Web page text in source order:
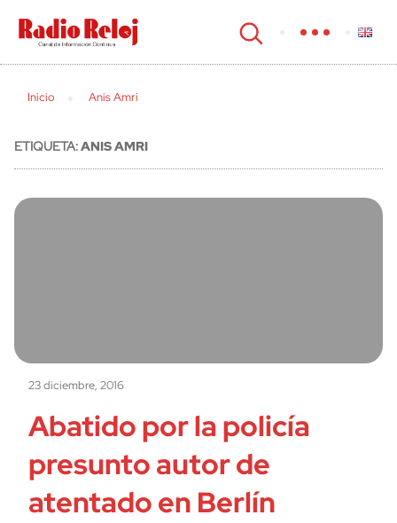
cerrar
Inicio Anis Amri
ETIQUETA:ANIS AMRI
23 diciembre, 2016
Abatido por la policía
presunto autor de
atentado en Berlín